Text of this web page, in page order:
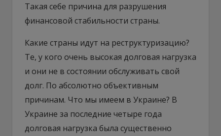
Такая себе причина для разрушения
финансовой стабильности страны.
Какие страны идут на реструктуризацию?
Те, у кого очень высокая долговая нагрузка
и они не в состоянии обслуживать свой
долг. По абсолютно объективным
причинам. Что мы имеем в Украине? В
Украине за последние четыре года
долговая нагрузка была существенно